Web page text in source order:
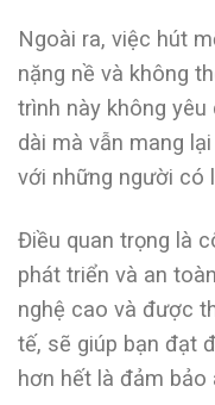
Ngoài ra, việc hút
nặng nề và không
trình này không
dài mà vẫn mang
với những người có
Điều quan trọng là
phát triển và an
nghệ cao và được
tế, sẽ giúp bạn đạt
hơn hết là đảm bảo